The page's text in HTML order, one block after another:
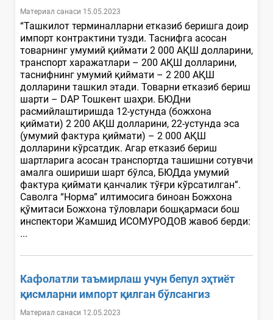
Материал санаси 15.05.2023
“Ташкилот терминалларни етказиб беришга доир
импорт контрактини тузди. Таснифга асосан
товарнинг умумий қиймати 2 000 АҚШ долларини,
транспорт харажатлари – 200 АҚШ долларини,
таснифнинг умумий қиймати – 2 200 АҚШ
долларини ташкил этади. Товарни етказиб бериш
шарти – DAP Тошкент шаҳри. БЮДни
расмийлаштиришда 12-устунда (божхона
қиймати) 2 200 АҚШ долларини, 22-устунда эса
(умумий фактура қиймати) – 2 000 АҚШ
долларини кўрсатдик. Агар етказиб бериш
шартларига асосан транспортда ташишни сотувчи
амалга ошириши шарт бўлса, БЮДда умумий
фактура қиймати қанчалик тўғри кўрсатилган”.
Саволга “Норма” илтимосига биноан Божхона
қўмитаси Божхона тўловлари бошқармаси бош
инспектори Жамшид ИСОМУРОДОВ жавоб берди:
...
Кафолатли таъмирлаш учун бепул эҳтиёт
қисмларни импорт қилган бўлсангиз
Материал санаси 12.05.2023